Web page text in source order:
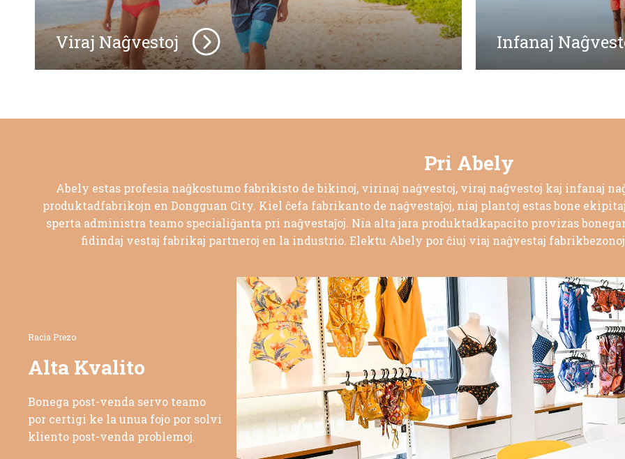
Viraj Naĝvestoj Infanaj
Pri Abely
Abely estas profesia naĝkostumo fabrikisto de bikinoj, virinaj naĝvestoj, viraj naĝvestoj kaj infanaj
produktadfabrikojn en Dongguan City. Kiel ĉefa fabrikanto de naĝvestaĵoj, niaj plantoj estas bone
sperta administra teamo specialiĝanta pri naĝvestaĵoj. Nia alta jara produktadkapacito provizas
fidindaj vestaj fabrikaj partneroj en la industrio. Elektu Abely por ĉiuj viaj naĝvestaj
Racia Prezo
Alta Kvalito
Bonega post-venda servo teamo
por certigi ke la unua fojo por solvi
kliento post-venda problemoj.